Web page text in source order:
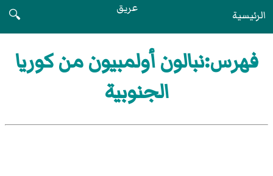
الرئيسية عريق
🔍
فهرس:نبالون أولمبيون من كوريا
الجنوبية